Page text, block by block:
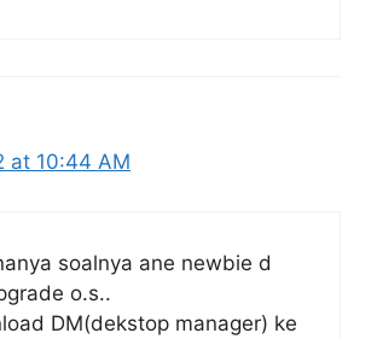
at 10:44 AM
soalnya ane newbie d
o.s..
DM(dekstop manager) ke